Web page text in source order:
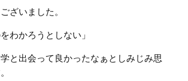
ざいました。
わかろうとしない」
と出会って良かったなぁとしみじみ思